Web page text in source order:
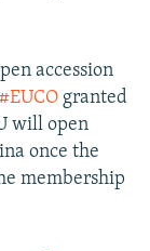
accession
#EUCO granted
will open
once the
membership